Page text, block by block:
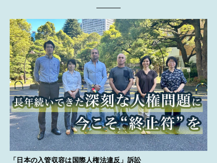
「日本の入管収容は国際人権法違反」訴訟